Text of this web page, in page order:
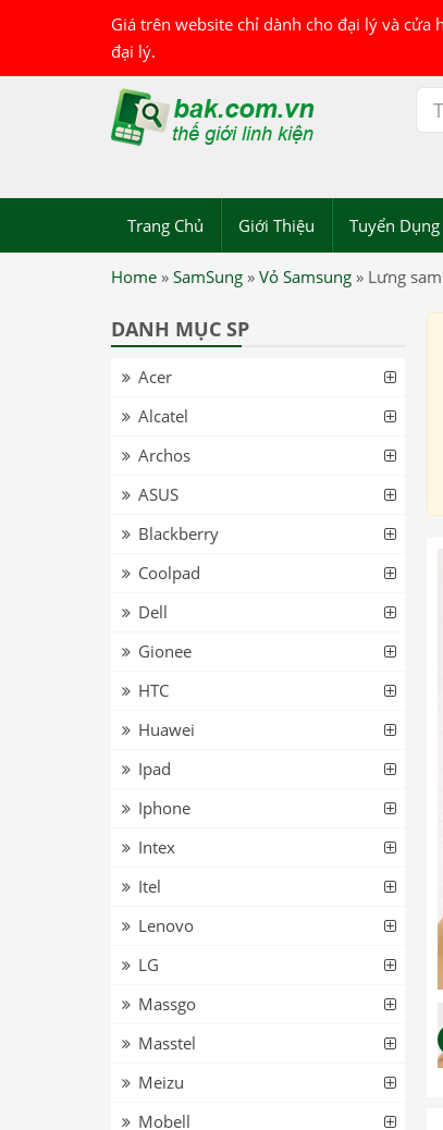
Giá trên website chỉ dành cho đại lý và cửa
đại lý.
Trang Chủ Giới Thiệu Tuyển Dụng
Home » SamSung » Vỏ Samsung » Lưng
DANH MỤC SP
Acer
Alcatel
Archos
ASUS
Blackberry
Coolpad
Dell
Gionee
HTC
Huawei
Ipad
Iphone
Intex
Itel
Lenovo
LG
Massgo
Masstel
Meizu
Mobell